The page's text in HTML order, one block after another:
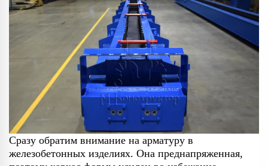
Сразу обратим внимание на арматуру в
железобетонных изделиях. Она преднапряженная,